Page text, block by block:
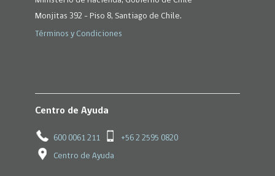
Monjitas 392 - Piso 8, Santiago de Chile.
Términos y Condiciones
Centro de Ayuda
600 0061 211 +56 2 2595 0820
Centro de Ayuda